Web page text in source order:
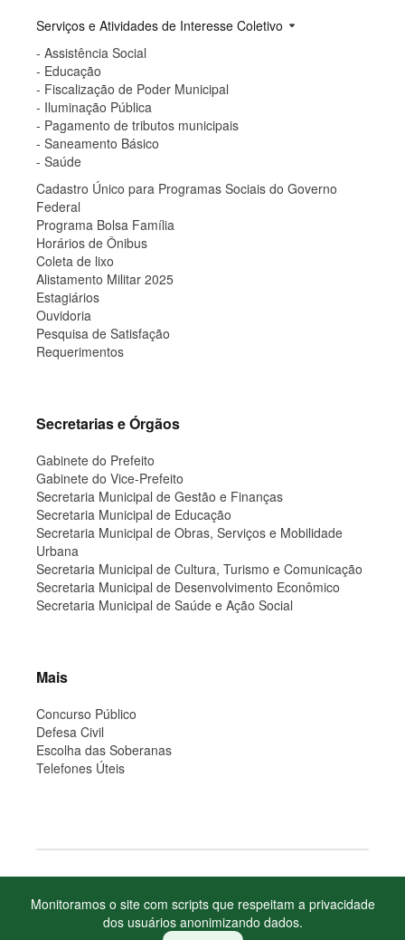
Serviços e Atividades de Interesse Coletivo arrow_drop_down
- Assistência Social
- Educação
- Fiscalização de Poder Municipal
- Iluminação Pública
- Pagamento de tributos municipais
- Saneamento Básico
- Saúde
Cadastro Único para Programas Sociais do Governo
Federal
Programa Bolsa Família
Horários de Ônibus
Coleta de lixo
Alistamento Militar 2025
Estagiários
Ouvidoria
Pesquisa de Satisfação
Requerimentos
Secretarias e Órgãos
Gabinete do Prefeito
Gabinete do Vice-Prefeito
Secretaria Municipal de Gestão e Finanças
Secretaria Municipal de Educação
Secretaria Municipal de Obras, Serviços e Mobilidade
Urbana
Secretaria Municipal de Cultura, Turismo e Comunicação
Secretaria Municipal de Desenvolvimento Econômico
Secretaria Municipal de Saúde e Ação Social
Mais
Concurso Público
Defesa Civil
Escolha das Soberanas
Telefones Úteis
Copyright Prefeitura Municipal de Salvador do Sul, RS
Site desenvolvido por isDesign Softwares
Monitoramos o site com scripts que respeitam a privacidade
dos usuários anonimizando dados.